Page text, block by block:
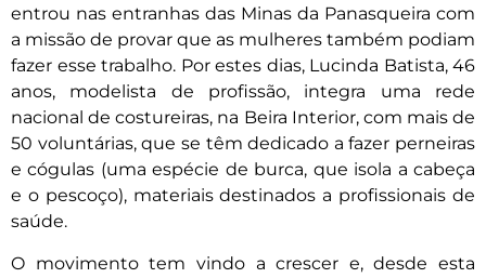
entrou nas entranhas das Minas da Panasqueira com
a missão de provar que as mulheres também podiam
fazer esse trabalho. Por estes dias, Lucinda Batista, 46
anos, modelista de profissão, integra uma rede
nacional de costureiras, na Beira Interior, com mais de
50 voluntárias, que se têm dedicado a fazer perneiras
e cógulas (uma espécie de burca, que isola a cabeça
e o pescoço), materiais destinados a profissionais de
saúde.
O movimento tem vindo a crescer e, desde esta